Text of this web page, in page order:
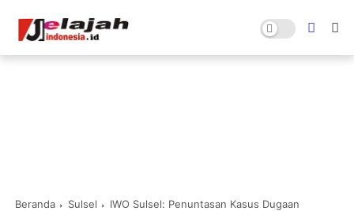
Beranda Sulsel
IWO Sulsel: Penuntasan Kasus Dugaan